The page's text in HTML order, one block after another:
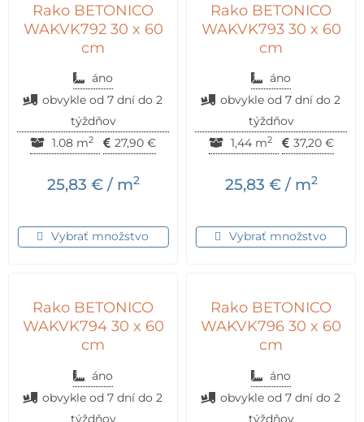
Rako BETONICO
WAKVK792 30 x 60
cm
áno
obvykle od 7 dní do 2
týždňov
1.08 m2 27,90 €
25,83 €/ m2
Vybrať množstvo
Rako BETONICO
WAKVK793 30 x 60
cm
áno
obvykle od 7 dní do 2
týždňov
1,44 m2 37,20 €
25,83 €/ m2
Vybrať množstvo
Rako BETONICO
WAKVK794 30 x 60
cm
áno
obvykle od 7 dní do 2
týždňov
Rako BETONICO
WAKVK796 30 x 60
cm
áno
obvykle od 7 dní do 2
týždňov